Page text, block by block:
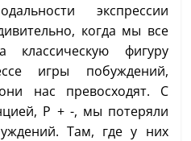
экспрессии
когда мы все
фигуру
игры побуждений,
нас превосходят. С
P + -, мы потеряли
Там, где у них